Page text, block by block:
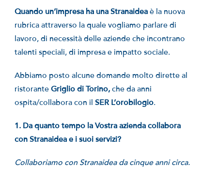
Quando un’impresa ha una Stranaideaè la nuova
rubrica attraverso la quale vogliamo parlare di
lavoro, di necessità delle aziende che incontrano
talenti speciali, di impresa e impatto sociale.
Abbiamo posto alcune domande molto dirette al
ristorante Griglio di Torino, che da anni
ospita/collabora con il SER L’orobilogio.
1. Da quanto tempo la Vostra azienda collabora
con Stranaidea e i suoi servizi?
Collaboriamo con Stranaidea da cinque anni circa.